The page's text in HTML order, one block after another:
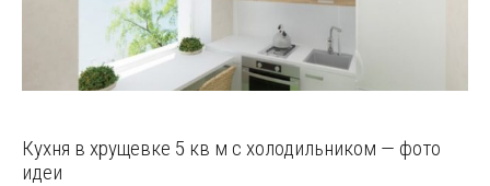
Кухня в хрущевке 5 кв м с холодильником — фото
идеи